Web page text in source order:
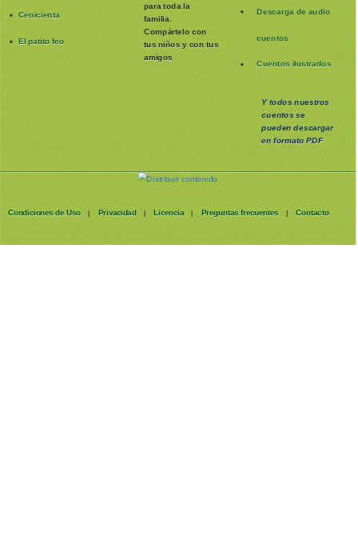
Cenicienta
El patito feo
para toda la
familia
Compártelo con
tus niños y con tus
amigos
Descarga de audio
cuentos
Cuentos ilustrados
Y todos nuestros
cuentos se
puedendescargar
en formato PDF
Condiciones de Uso | Privacidad | Licencia | Preguntas frecuentes | Contacto